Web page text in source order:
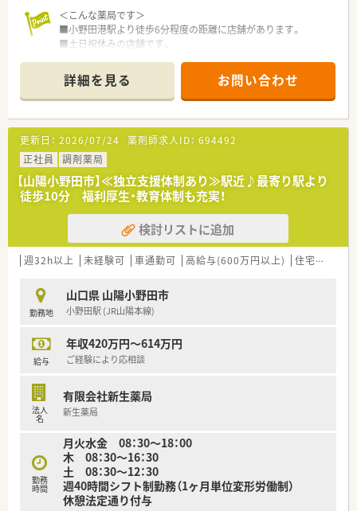
＜こんな薬局です＞
■小野田港駅より徒歩6分程度の距離に店舗があります。
■土日祝休みの店舗です。
＜設備も充実＞
■監査システムなどの調剤設備も導入しており、リスクマネジメ
ントも徹底しています。
機械化を進める事により、効率よいお仕事が可能となります。
＜業務内容＞
■広域からの処方を応需しています。
＜研修制度＞
■充実した研修フォロー体制も好評です。
e-ラーニングの補助制度もあり資格取得に関しても会社から
のバックアップがございます。
＜法人特徴＞
トア・調剤薬局を運営する企業です。ドラッグストアとして売
上・利益・店舗数共に業界トップクラスです。
■年間で10店舗以上の新規出店を継続しており、新卒採用に関
年齢は33歳です。
■調剤薬局部門で採用された薬剤師の業務は調剤業務（調剤・投
OTCについての知識も深まるためこれから必要な「マルチの
力」が身につきます。
■セルフメディケーションの支援として、医療・保険・福祉・マタ
ています。
■医療事務との業務分担を行い、薬剤師の業務負担軽減を行って
います。
■近隣に店舗数が多く、フォロー体制も整っています。
■働き方改革に沿って、有給休暇消化が促進されています。
詳細を見る お問い合わせ
更新日： 2026/07/24 薬剤師求人ID： 694492
正社員
調剤薬局
【山陽小野田市】≪独立支援体制あり≫駅近♪最寄り駅より
徒歩10分 福利厚生・教育体制も充実！
検討リストに追加
週32h以上 未経験可 車通勤可 高給与(600万円以上) 住宅補助(手当)あり
勤務地
山口県 山陽小野田市
小野田駅 (JR山陽本線)
給与
年収420万円～614万円
ご経験により応相談
法人
名
有限会社新生薬局
新生薬局
勤務
時間
月火水金 08：30～18：00
木 08：30～16：30
土 08：30～12：30
週40時間シフト制勤務（1ヶ月単位変形労働制）
休憩法定通り付与